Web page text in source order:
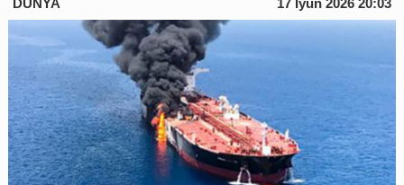
DÜNYA 17 İyun 2026 20:03